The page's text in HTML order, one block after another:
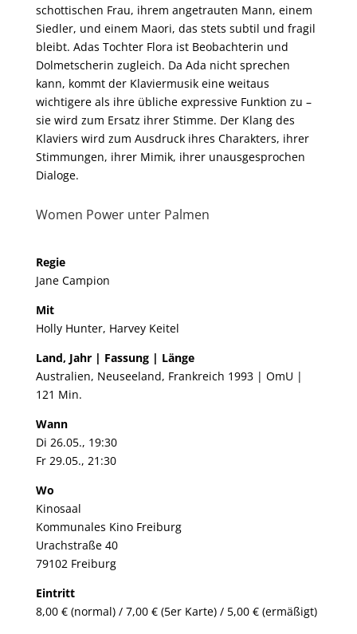
schottischen Frau, ihrem angetrauten Mann, einem
Siedler, und einem Maori, das stets subtil und fragil
bleibt. Adas Tochter Flora ist Beobachterin und
Dolmetscherin zugleich. Da Ada nicht sprechen
kann, kommt der Klaviermusik eine weitaus
wichtigere als ihre übliche expressive Funktion zu –
sie wird zum Ersatz ihrer Stimme. Der Klang des
Klaviers wird zum Ausdruck ihres Charakters, ihrer
Stimmungen, ihrer Mimik, ihrer unausgesprochen
Dialoge.
Women Power unter Palmen
Regie
Jane Campion
Mit
Holly Hunter, Harvey Keitel
Land, Jahr | Fassung | Länge
Australien, Neuseeland, Frankreich 1993 | OmU |
121 Min.
Wann
Di 26.05., 19:30
Fr 29.05., 21:30
Wo
Kinosaal
Kommunales Kino Freiburg
Urachstraße 40
79102 Freiburg
Eintritt
8,00 € (normal) / 7,00 € (5er Karte) / 5,00 € (ermäßigt)